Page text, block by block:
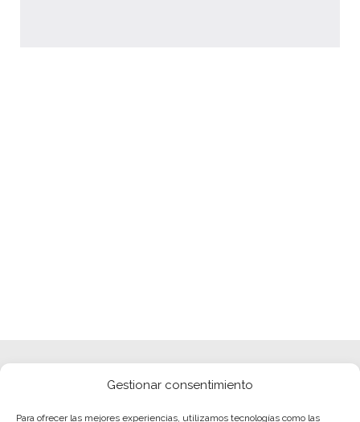
Gestionar consentimiento
Para ofrecer las mejores experiencias, utilizamos tecnologías como las